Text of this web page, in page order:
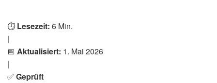
⏱️ Lesezeit: 6 Min.
|
📅 Aktualisiert: 1. Mai 2026
|
✅ Geprüft